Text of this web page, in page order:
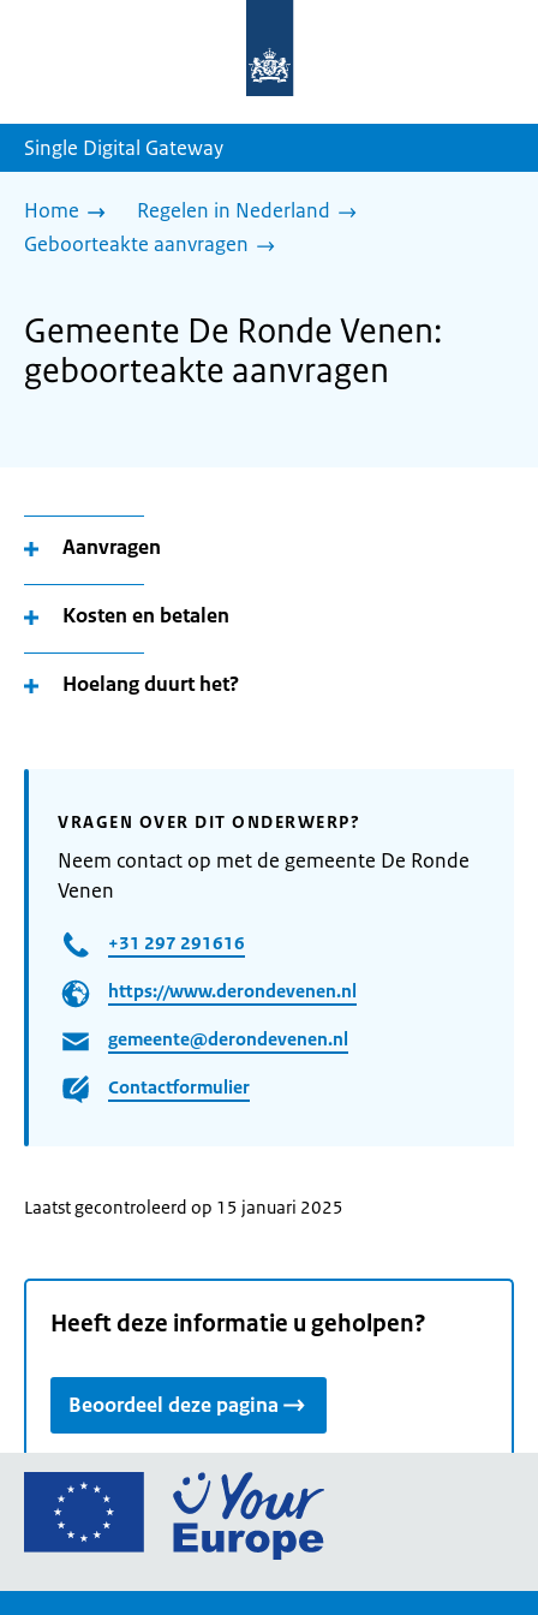
homepage
Single Digital Gateway
Home
Regelen in Nederland
Geboorteakte aanvragen
Gemeente De Ronde Venen:
geboorteakte aanvragen
Aanvragen
Kosten en betalen
Hoelang duurt het?
VRAGEN OVER DIT ONDERWERP?
Neem contact op met de gemeente De Ronde
Venen
+31 297 291616
https://www.derondevenen.nl
gemeente@derondevenen.nl
Contactformulier
Laatst gecontroleerd op 15 januari 2025
Heeft deze informatie u geholpen?
Beoordeel deze pagina
Ga
de